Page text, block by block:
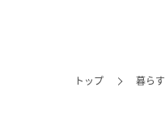
トップ 暮らす